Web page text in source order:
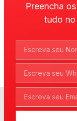
Preencha
tudo no